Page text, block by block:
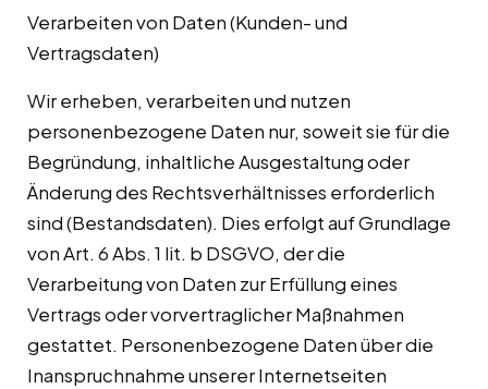
Verarbeiten von Daten (Kunden- und
Vertragsdaten)
Wir erheben, verarbeiten und nutzen
personenbezogene Daten nur, soweit sie für die
Begründung, inhaltliche Ausgestaltung oder
Änderung des Rechtsverhältnisses erforderlich
sind (Bestandsdaten). Dies erfolgt auf Grundlage
von Art. 6 Abs. 1 lit. b DSGVO, der die
Verarbeitung von Daten zur Erfüllung eines
Vertrags oder vorvertraglicher Maßnahmen
gestattet. Personenbezogene Daten über die
Inanspruchnahme unserer Internetseiten